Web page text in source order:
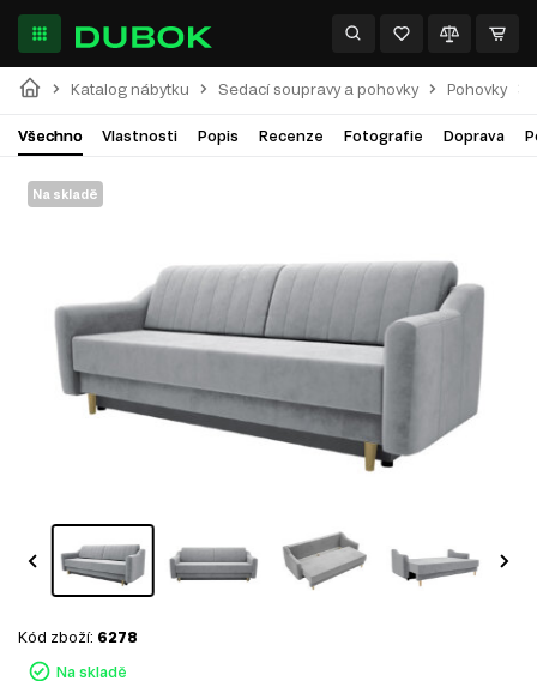
Katalog nábytku Sedací soupravy a pohovky Pohovky
Všechno Vlastnosti Popis Recenze Fotografie Doprava
Na skladě
Na skladě
Kód zboží: 6278